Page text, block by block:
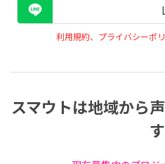
利用規約、プライバシーポ
スマウトは地域から
す